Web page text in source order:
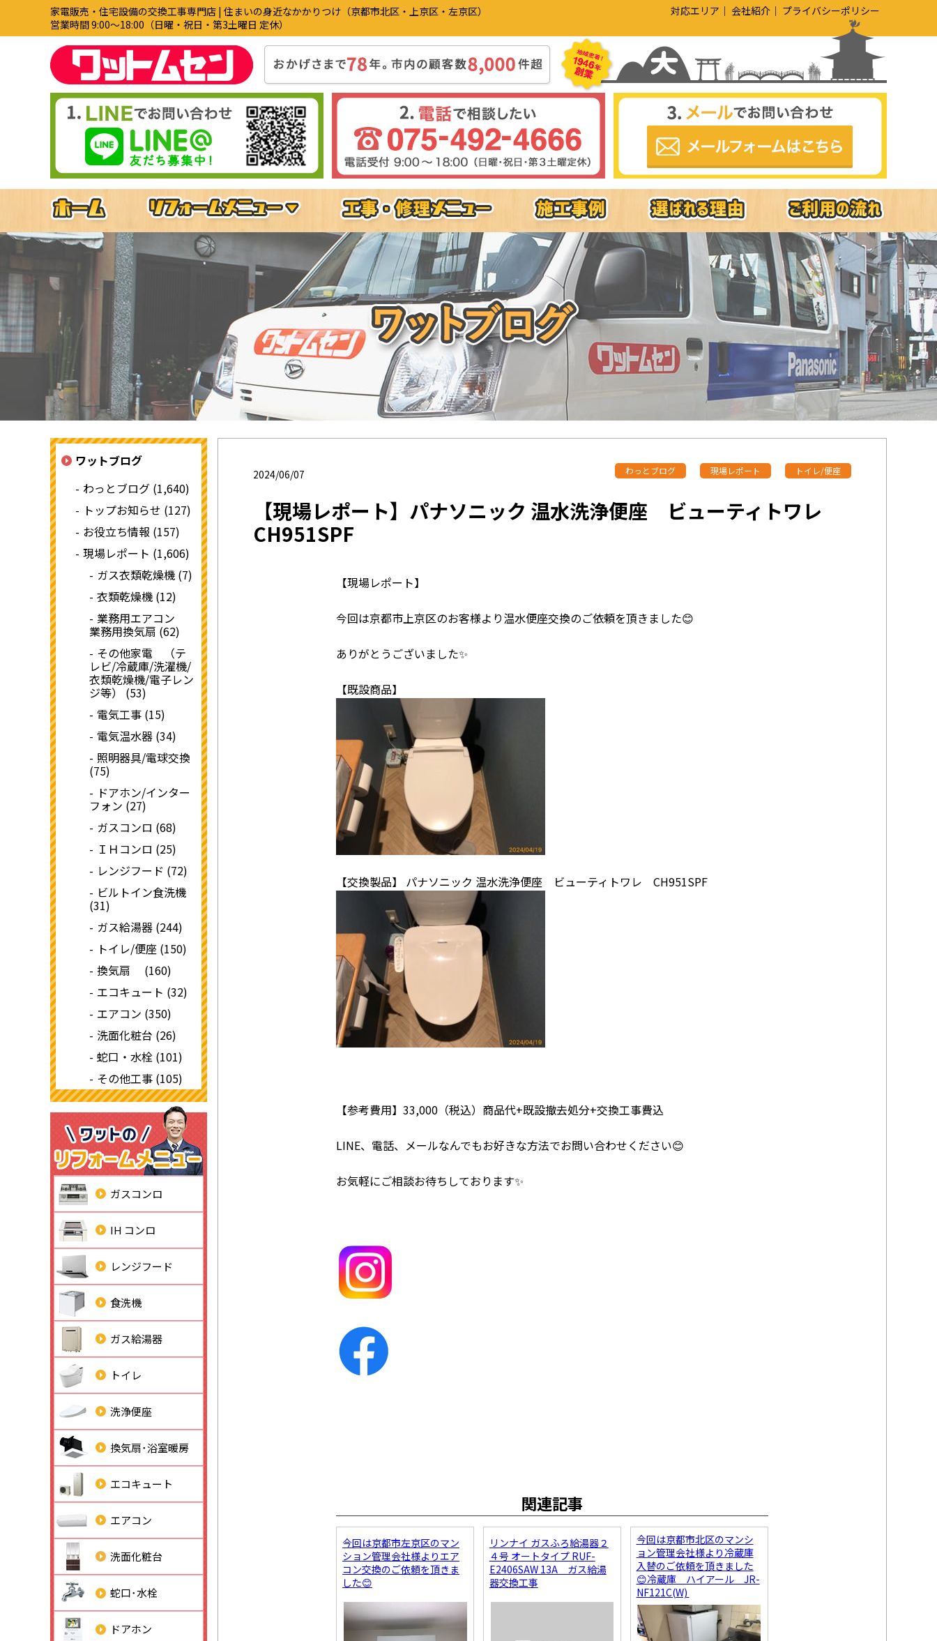
家電販売・住宅設備の交換工事専門店 | 住まいの身近なかかりつけ（京都市北区・上京区・左京区）
営業時間 9:00〜18:00（日曜・祝日・第3土曜日 定休）
対応エリア 会社紹介 プライバシーポリシー
2024/06/07 わっとブログ 現場レポート トイレ/便座
【現場レポート】パナソニック 温水洗浄便座 ビューティトワレ
CH951SPF
【現場レポート】
今回は京都市上京区のお客様より温水便座交換のご依頼を頂きました😊
ありがとうございました✨
【既設商品】
【交換製品】 パナソニック 温水洗浄便座 ビューティトワレ CH951SPF
【参考費用】33,000（税込）商品代+既設撤去処分+交換工事費込
LINE、電話、メールなんでもお好きな方法でお問い合わせください😊
お気軽にご相談お待ちしております✨
関連記事
今回は京都市左京区のマン
ション管理会社様よりエア
コン交換のご依頼を頂きま
した😊
リンナイ ガスふろ給湯器２
４号 オートタイプ RUF-
E2406SAW 13A ガス給湯
器交換工事
今回は京都市北区のマンシ
ョン管理会社様より冷蔵庫
入替のご依頼を頂きました
😊冷蔵庫 ハイアール JR-
NF121C(W)
ワットブログ
わっとブログ (1,640)
トップお知らせ (127)
お役立ち情報 (157)
現場レポート (1,606)
ガス衣類乾燥機 (7)
衣類乾燥機 (12)
業務用エアコン
業務用換気扇 (62)
その他家電 （テ
レビ/冷蔵庫/洗濯機/
衣類乾燥機/電子レン
ジ等） (53)
電気工事 (15)
電気温水器 (34)
照明器具/電球交換
(75)
ドアホン/インター
フォン (27)
ガスコンロ (68)
ＩＨコンロ (25)
レンジフード (72)
ビルトイン食洗機
(31)
ガス給湯器 (244)
トイレ/便座 (150)
換気扇 (160)
エコキュート (32)
エアコン (350)
洗面化粧台 (26)
蛇口・水栓 (101)
その他工事 (105)
ガスコンロ
IH コンロ
レンジフード
食洗機
ガス給湯器
トイレ
洗浄便座
換気扇･浴室暖房
エコキュート
エアコン
洗面化粧台
蛇口･水栓
ドアホン